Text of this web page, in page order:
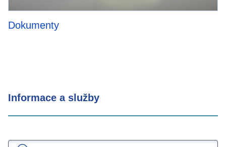
Dokumenty
Informace a služby